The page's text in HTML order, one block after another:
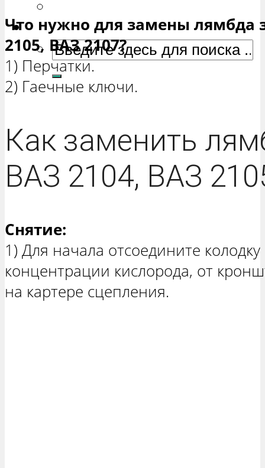
Что нужно для замены лямбда
2105, ВАЗ 2107?
1) Перчатки.
2) Гаечные ключи.
Как заменить
ВАЗ 2104, ВАЗ
Снятие:
1) Для начала отсоедините
концентрации кислорода, от
на картере сцепления.